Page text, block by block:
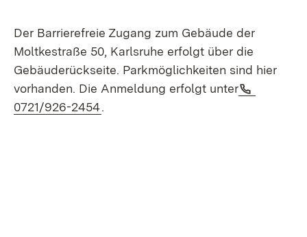
Der Barrierefreie Zugang zum Gebäude der
Moltkestraße 50, Karlsruhe erfolgt über die
Gebäuderückseite. Parkmöglichkeiten sind hier
vorhanden. Die Anmeldung erfolgt unter
0721/926-2454.